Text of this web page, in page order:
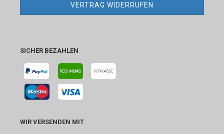
VERTRAG WIDERRUFEN
SICHER BEZAHLEN
WIR VERSENDEN MIT